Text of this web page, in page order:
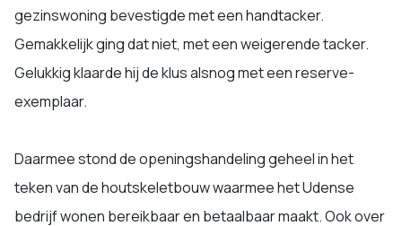
gezinswoning bevestigde met een handtacker.
Gemakkelijk ging dat niet, met een weigerende tacker.
Gelukkig klaarde hij de klus alsnog met een reserve-
exemplaar.
Daarmee stond de openingshandeling geheel in het
teken van de houtskeletbouw waarmee het Udense
bedrijf wonen bereikbaar en betaalbaar maakt. Ook over